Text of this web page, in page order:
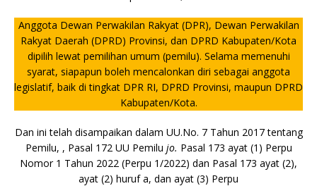
o
o
k
p
p
n
k
g
e
r
Anggota Dewan Perwakilan Rakyat (DPR), Dewan Perwakilan
Rakyat Daerah (DPRD) Provinsi, dan DPRD Kabupaten/Kota
dipilih lewat pemilihan umum (pemilu). Selama memenuhi
syarat, siapapun boleh mencalonkan diri sebagai anggota
legislatif, baik di tingkat DPR RI, DPRD Provinsi, maupun DPRD
Kabupaten/Kota.
Dan ini telah disampaikan dalam UU.No. 7 Tahun 2017 tentang
Pemilu, , Pasal 172 UU Pemilu jo. Pasal 173 ayat (1) Perpu
Nomor 1 Tahun 2022 (Perpu 1/2022) dan Pasal 173 ayat (2),
ayat (2) huruf a, dan ayat (3) Perpu